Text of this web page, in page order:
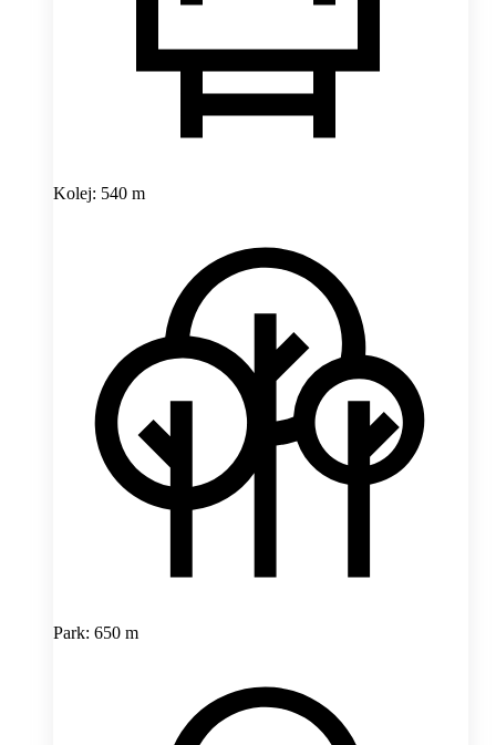
Kolej: 540 m
Park: 650 m